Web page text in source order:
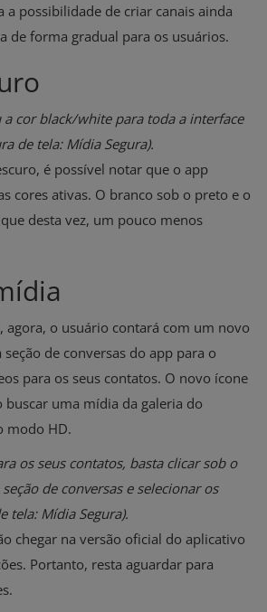
a possibilidade de criar canais ainda
de forma gradual para os usuários.
a cor black/white para toda a interface
de tela: Mídia Segura).
é possível notar que o app
cores ativas. O branco sob o preto e o
desta vez, um pouco menos
agora, o usuário contará com um novo
de conversas do app para o
para os seus contatos. O novo ícone
uma mídia da galeria do
modo HD.
os seus contatos, basta clicar sob o
de conversas e selecionar os
tela: Mídia Segura).
chegar na versão oficial do aplicativo
Portanto, resta aguardar para